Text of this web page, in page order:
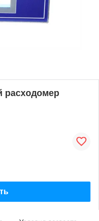
расходомер